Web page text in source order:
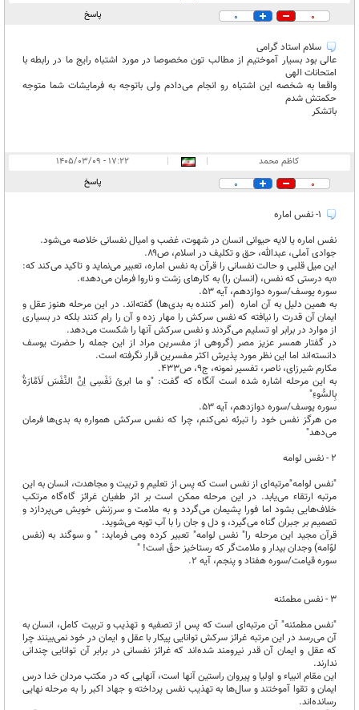
0
0 پاسخ
سلام استاد گرامی
عالی بود بسیار آموختیم از مطالب تون مخصوصا در مورد اشتباه رایج ما در رابطه با
امتحانات الهی
واقعا به شخصه این اشتباه رو انجام می‌دادم ولی باتوجه به فرمایشات شما متوجه
حکمتش شدم
باتشکر
کاظم محمد |
|
۱۷:۲۲ - ۱۴۰۵/۰۳/۰۹
0
0 پاسخ
نفس اماره یا لایه حیوانی انسان در شهوت، غضب و امیال نفسانی خلاصه می‌شود.
جوادی آملی، عبدالله، حق و تکلیف در اسلام، ص۸۹.
این میل قلبی و حالت نفسانی را قرآن به نفس اماره، تعبیر می‌نماید و تاکید می‌کند که:
«به درستی که نفس، (انسان را) به کارهای زشت و ناروا فرمان می‌دهد».
سوره یوسف/سوره دوازدهم، آیه ۵۳.
به همین دلیل به آن اماره ‌ (امر کننده به بدی‌ها) گفته‌اند. در این مرحله هنوز عقل و
ایمان آن‌ قدرت را نیافته که نفس سرکش را مهار زده و آن را رام کنند بلکه در بسیاری
از موارد در برابر او تسلیم می‌گردند و نفس سرکش آنها را شکست می‌دهد.
در گفتار همسر عزیز مصر (گروهی از مفسرین مراد از این جمله را حضرت یوسف
دانسته‌اند اما این نظر مورد پذیرش اکثر مفسرین قرار نگرفته است.
مکارم شیرزای، ناصر، تفسیر نمونه، ج۹، ص۴۳۳.
به این مرحله اشاره شده است آنگاه که گفت: "و ما ابرئ نَفْسِی اِنَّ النَّفْسَ لَاَمَّارَةٌ
بِالسُّوءِ"
سوره یوسف/سوره دوازدهم، آیه ۵۳.
من هرگز نفس خود را تبرئه نمی‌کنم، چرا که نفس سرکش همواره به بدی‌ها فرمان
می‌دهد"
۲ - نفس لوامه
"نفس لوامه"مرتبه‌ای از نفس است که پس از تعلیم و تربیت و مجاهدت، انسان به این
مرتبه ارتقاء می‌یابد. در این مرحله ممکن است بر اثر طغیان غرائز گاه‌گاه مرتکب
خلاف‌هایی بشود اما فورا پشیمان می‌گردد و به ملامت و سرزنش خویش می‌پردازد و
تصمیم بر جبران گناه می‌گیرد، و دل و جان را با آب توبه می‌شوید.
قرآن مجید این مرحله را" نفس لوامه" تعبیر کرده ومی فرماید: " و سوگند به (نفس
لوّامه) وجدان بیدار و ملامت‌گر که رستاخیز حقّ است! "
سوره قیامت/سوره هفتاد و پنجم، آیه ۲.
۳ - نفس مطمئنه
"نفس مطمئنه" آن مرتبه‌ای است که پس از تصفیه و تهذیب و تربیت کامل، انسان به
آن می‌رسد در این مرتبه‌ غرائز سرکش توانایی پیکار با عقل و ایمان در خود نمی‌بینند چرا
که عقل و ایمان آن قدر نیرومند شده‌اند که غرائز نفسانی در برابر آن توانایی چندانی
ندارند.
این مقام انبیاء و اولیا و پیروان راستین آنها است، آنهایی که در مکتب مردان خدا درس
ایمان و تقوا آموختند و سال‌ها به تهذیب نفس پرداخته و جهاد اکبر را به مرحله نهایی
رسانده‌اند.